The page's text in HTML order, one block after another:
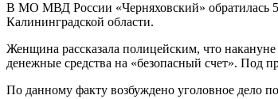
В МО МВД России «Черняховский» обратилась
Калининградской области.
Женщина рассказала полицейским, что
денежные средства на «безопасный счет». Под
По данному факту возбуждено уголовное дело